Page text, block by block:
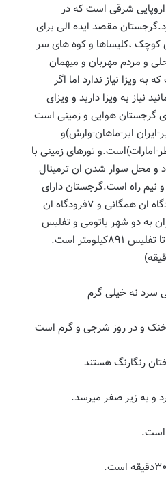
شرقی است که در
مقصد ایده الی برای
،کلیساها و کوه های سر
و مردم مهربان و میهمان
ویزا نیاز ندارد اما اگر
بمانید نیاز به ویزا دارید و ویزای
گرجستان هوایی و زمینی است
ایران ایر-ماهان-وارش)و
امارات)است.و تورهای زمینی با
و محل سوار شدن ان ترمینال
نیم راه است.گرجستان دارای
۱۸فرودگاه است که ۱۱ فرودگاه ان همگانی و ۷فرودگاه ان
به دو شهر باتومی و تفلیس
سفر می کنند.فاصله تهران تا تفلیس ۸۹۱کیلومتر است.
سرد نه خیلی گرم
و در روز شرجی و گرم است
رنگارنگ هستند
و به زیر صفر میرسد.
است.